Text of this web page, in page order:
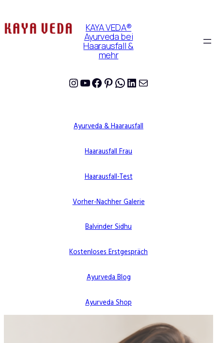
KAYA VEDA®
Ayurveda bei
Haarausfall &
mehr
Instagram
YouTube
Facebook
Pinterest
WhatsApp
LinkedIn
E-Mail
Ayurveda & Haarausfall
Haarausfall Frau
Haarausfall-Test
Vorher-Nachher Galerie
Balvinder Sidhu
Kostenloses Erstgespräch
Ayurveda Blog
Ayurveda Shop